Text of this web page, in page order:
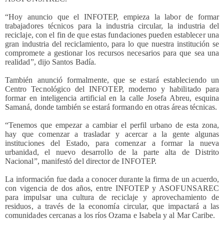
“Hoy anuncio que el INFOTEP, empieza la labor de formar
trabajadores técnicos para la industria circular, la industria del
reciclaje, con el fin de que estas fundaciones pueden establecer una
gran industria del reciclamiento, para lo que nuestra institución se
compromete a gestionar los recursos necesarios para que sea una
realidad”, dijo Santos Badía.
También anunció formalmente, que se estará estableciendo un
Centro Tecnológico del INFOTEP, moderno y habilitado para
formar en inteligencia artificial en la calle Josefa Abreu, esquina
Samaná, donde también se estará formando en otras áreas técnicas.
“Tenemos que empezar a cambiar el perfil urbano de esta zona,
hay que comenzar a trasladar y acercar a la gente algunas
instituciones del Estado, para comenzar a formar la nueva
urbanidad, el nuevo desarrollo de la parte alta de Distrito
Nacional”, manifestó del director de INFOTEP.
La información fue dada a conocer durante la firma de un acuerdo,
con vigencia de dos años, entre INFOTEP y ASOFUNSAREC
para impulsar una cultura de reciclaje y aprovechamiento de
residuos, a través de la economía circular, que impactará a las
comunidades cercanas a los ríos Ozama e Isabela y al Mar Caribe.